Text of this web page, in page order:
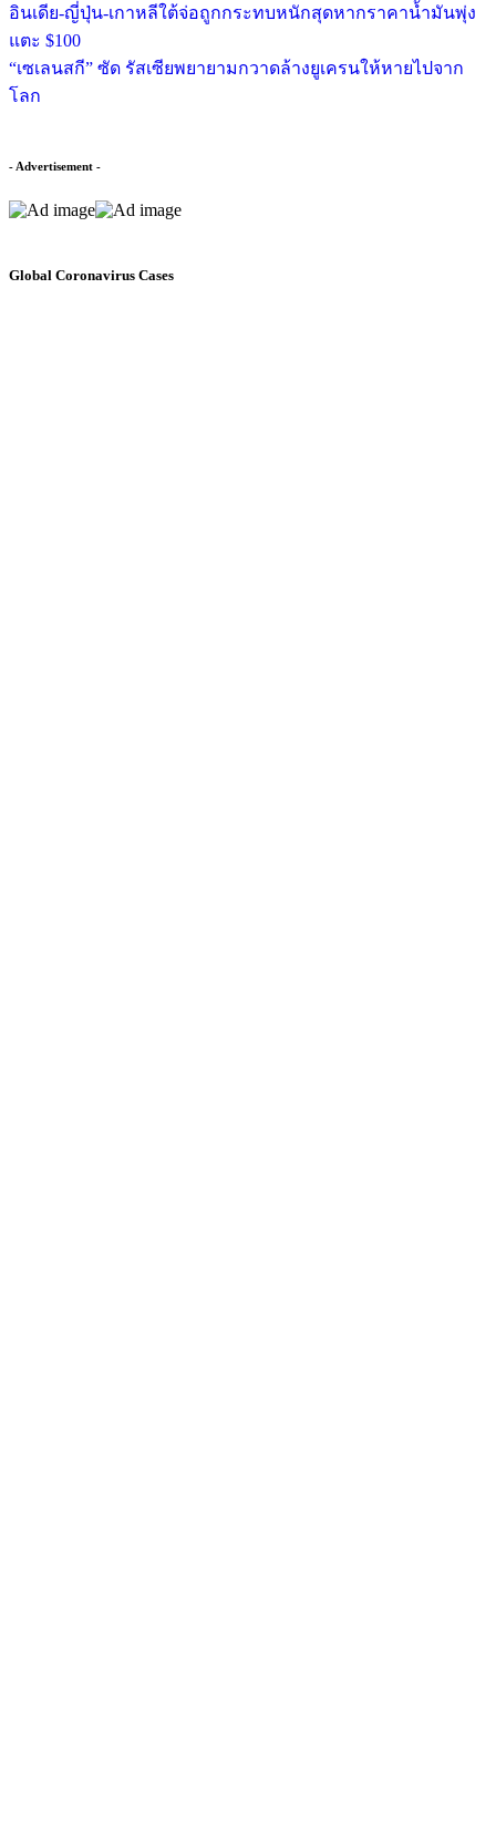
อินเดีย-ญี่ปุ่น-เกาหลีใต้จ่อถูกกระทบหนักสุดหากราคาน้ำมันพุ่ง
แตะ $100
“เซเลนสกี” ซัด รัสเซียพยายามกวาดล้างยูเครนให้หายไปจาก
โลก
- Advertisement -
Global Coronavirus Cases